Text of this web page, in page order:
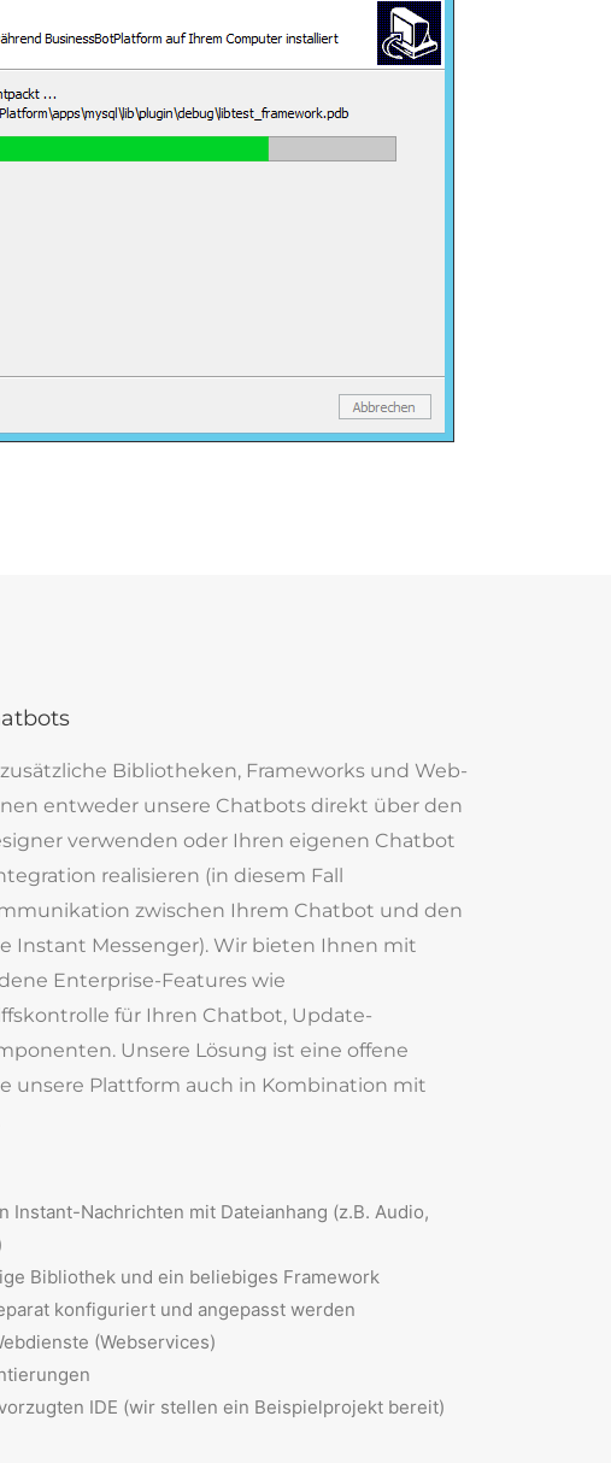
Bibliotheken, Frameworks und Web-
entweder unsere Chatbots direkt über den
verwenden oder Ihren eigenen Chatbot
realisieren (in diesem Fall
zwischen Ihrem Chatbot und den
Instant Messenger). Wir bieten Ihnen mit
Enterprise-Features wie
für Ihren Chatbot, Update-
Unsere Lösung ist eine offene
unsere Plattform auch in Kombination mit
Instant-Nachrichten mit Dateianhang (z.B. Audio,
Bibliothek und ein beliebiges Framework
konfiguriert und angepasst werden
(Webservices)
IDE (wir stellen ein Beispielprojekt bereit)